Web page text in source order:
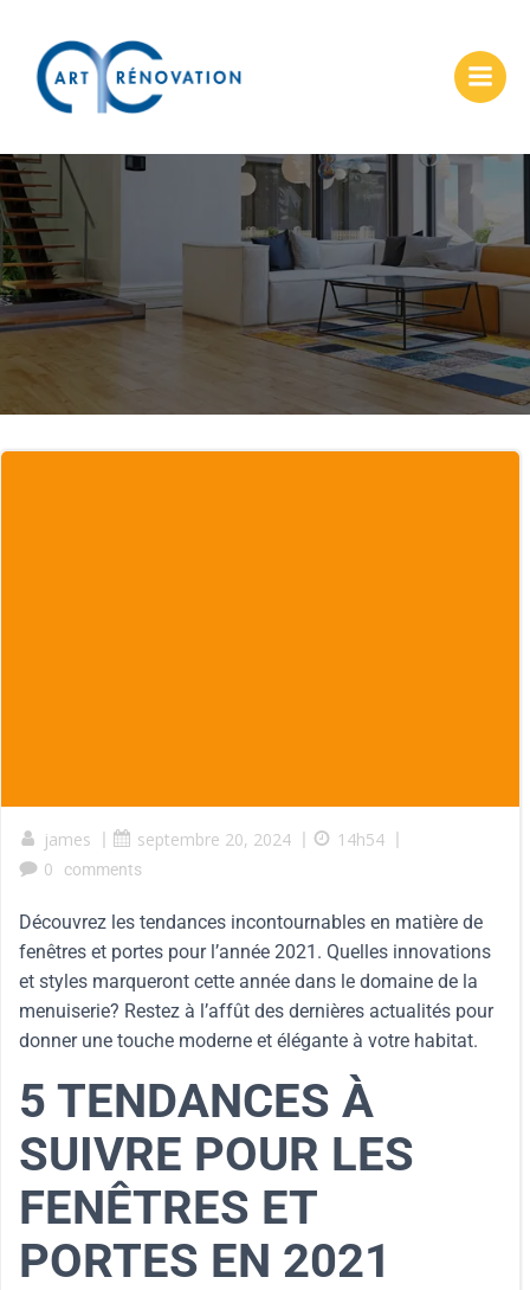
james | septembre 20, 2024 | 14h54 |
0
comments
Découvrez les tendances incontournables en matière de
fenêtres et portes pour l’année 2021. Quelles innovations
et styles marqueront cette année dans le domaine de la
menuiserie? Restez à l’affût des dernières actualités pour
donner une touche moderne et élégante à votre habitat.
5 TENDANCES À
SUIVRE POUR LES
FENÊTRES ET
PORTES EN 2021